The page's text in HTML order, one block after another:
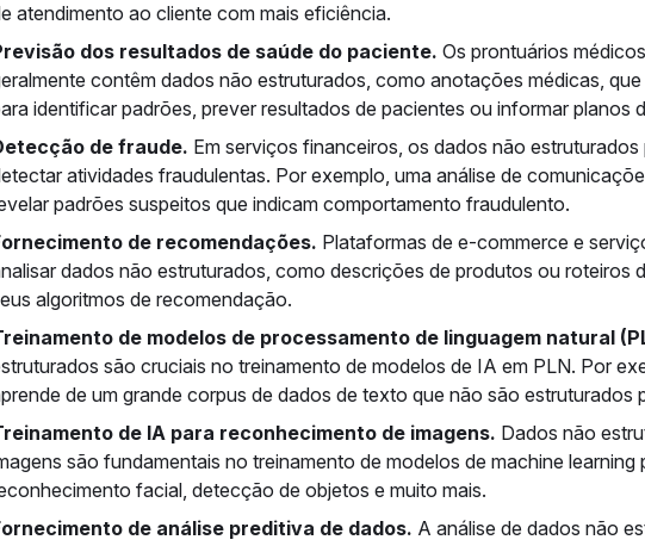
atendimento ao cliente com mais eficiência.
dos resultados de saúde do paciente. Os prontuários
contêm dados não estruturados, como anotações médicas,
identificar padrões, prever resultados de pacientes ou informar planos
de fraude. Em serviços financeiros, os dados não
atividades fraudulentas. Por exemplo, uma análise de
padrões suspeitos que indicam comportamento fraudulento.
de recomendações. Plataformas de e-commerce e
dados não estruturados, como descrições de produtos ou roteiros
algoritmos de recomendação.
de modelos de processamento de linguagem natural
são cruciais no treinamento de modelos de IA em PLN. Por
de um grande corpus de dados de texto que não são estruturados
de IA para reconhecimento de imagens. Dados não
são fundamentais no treinamento de modelos de machine learning
facial, detecção de objetos e muito mais.
de análise preditiva de dados. A análise de dados não